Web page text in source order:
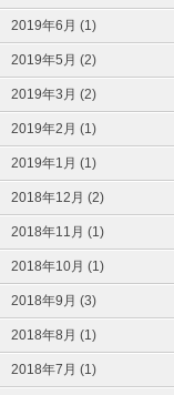
2019年6月 (1)
2019年5月 (2)
2019年3月 (2)
2019年2月 (1)
2019年1月 (1)
2018年12月 (2)
2018年11月 (1)
2018年10月 (1)
2018年9月 (3)
2018年8月 (1)
2018年7月 (1)